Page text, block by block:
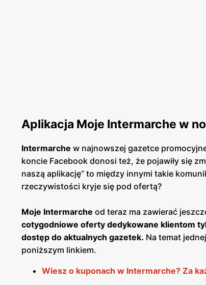
Aplikacja Moje Intermarche w
Intermarche w najnowszej gazetce
koncie Facebook donosi też, że pojawiły się
naszą aplikację” to między innymi takie
rzeczywistości kryje się pod ofertą?
Moje Intermarche od teraz ma zawierać
cotygodniowe oferty dedykowane klientom
dostęp do aktualnych gazetek. Na temat
poniższym linkiem.
Wiesz o kuponach w Intermarche? Za